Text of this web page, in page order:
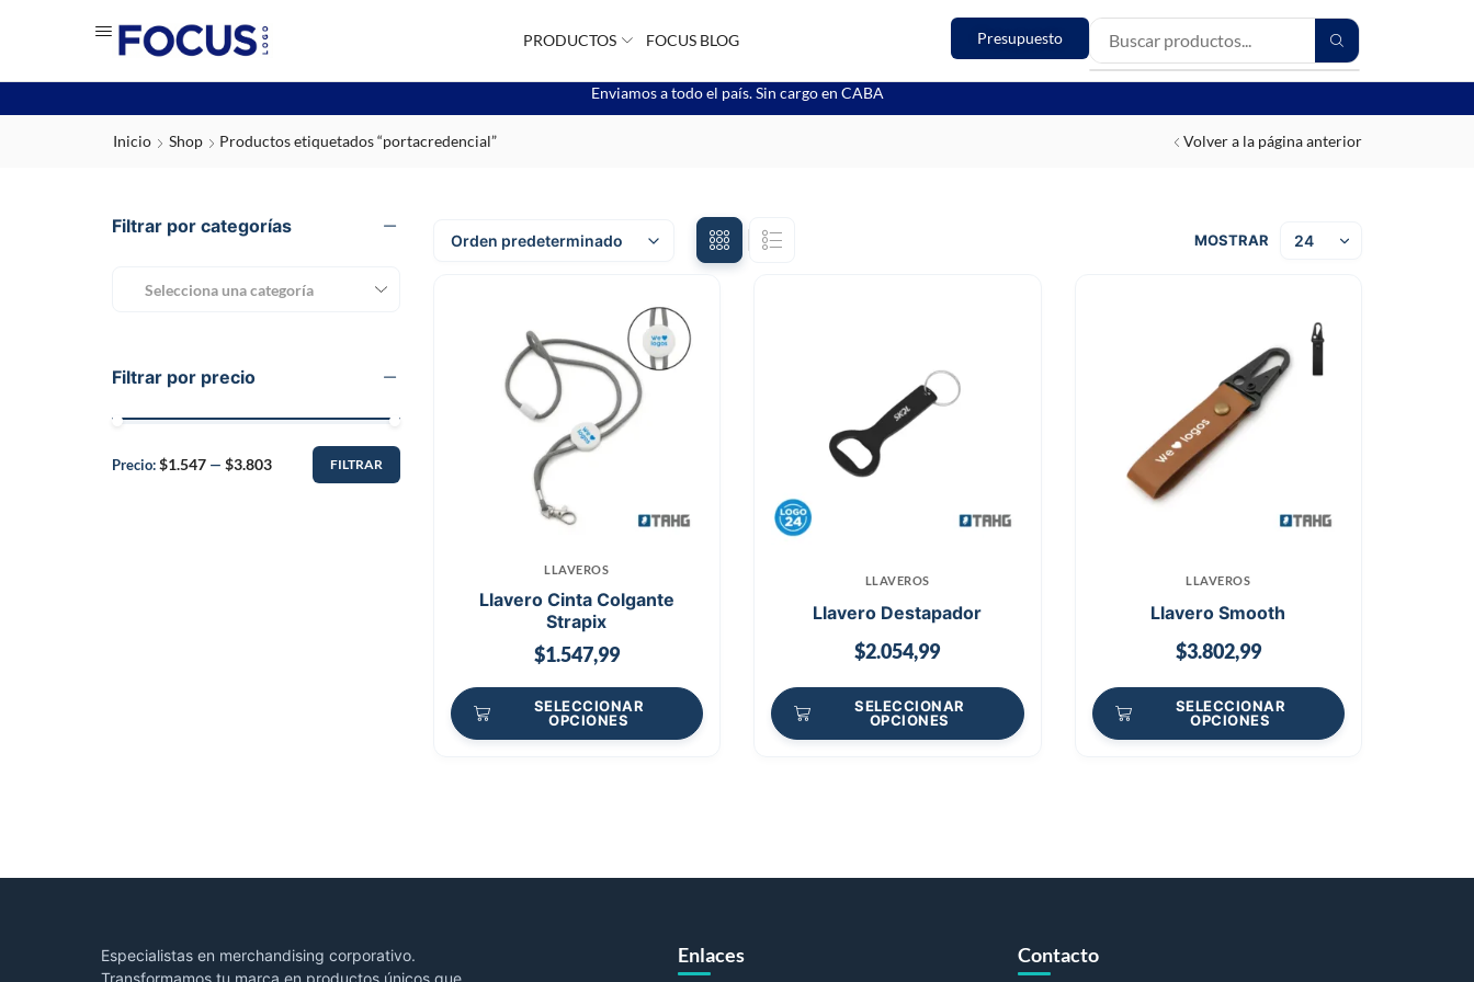
PRODUCTOS FOCUS BLOG Presupuesto
Enviamos a todo el país. Sin cargo en CABA
Inicio Shop Productos etiquetados “portacredencial” Volver a la página anterior
Filtrar por categorías
Selecciona una categoría
Filtrar por precio
FILTRAR
Precio:$1.547 — $3.803
MOSTRAR
LLAVEROS
Llavero Cinta Colgante
Strapix
$1.547,99
SELECCIONAR
OPCIONES
LLAVEROS
Llavero Destapador
$2.054,99
SELECCIONAR
OPCIONES
LLAVEROS
Llavero Smooth
$3.802,99
SELECCIONAR
OPCIONES
Especialistas en merchandising corporativo.
Transformamos tu marca en productos únicos que
Enlaces Contacto